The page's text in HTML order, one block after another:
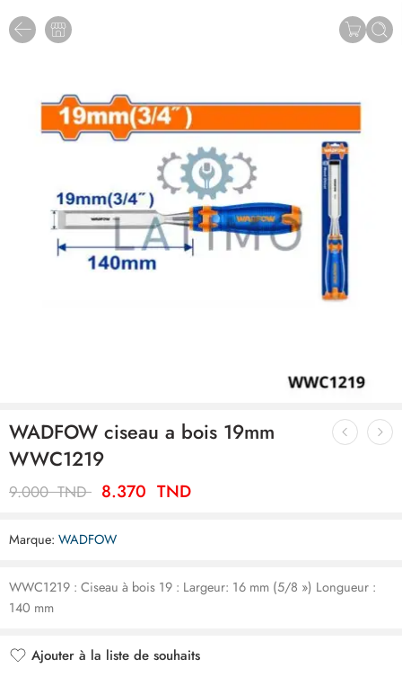
WADFOW ciseau a bois 19mm
WWC1219
9.000TND 8.370 TND
Marque: WADFOW
WWC1219 : Ciseau à bois 19 : Largeur: 16 mm (5/8 ») Longueur :
140 mm
Ajouter à la liste de souhaits